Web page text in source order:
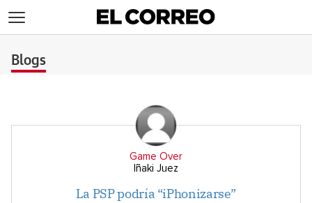
Blogs
Game Over
Iñaki Juez
La PSP podría “iPhonizarse”